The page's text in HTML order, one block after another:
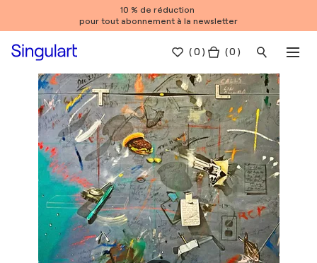
10 % de réduction
pour tout abonnement à la newsletter
(0 ) ( 0 )